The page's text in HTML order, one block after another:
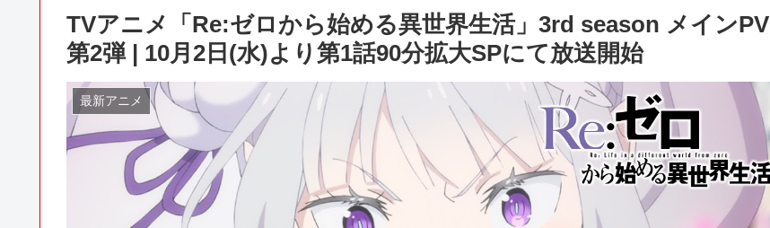
TVアニメ「Re:ゼロから始める異世界生活」3rd season メインPV
第2弾 | 10月2日(水)より第1話90分拡大SPにて放送開始
最新アニメ